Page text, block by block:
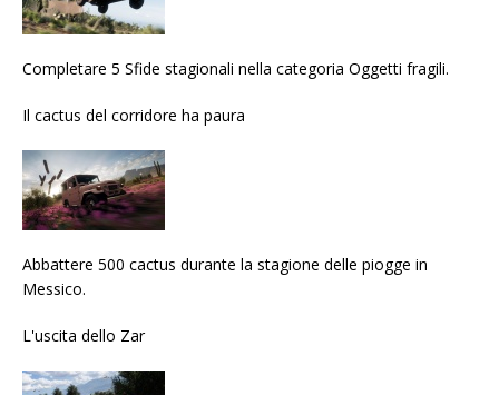
Completare 5 Sfide stagionali nella categoria Oggetti fragili.
Il cactus del corridore ha paura
Abbattere 500 cactus durante la stagione delle piogge in
Messico.
L'uscita dello Zar